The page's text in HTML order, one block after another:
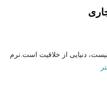
دنیایی از خلاقیت است.نرم